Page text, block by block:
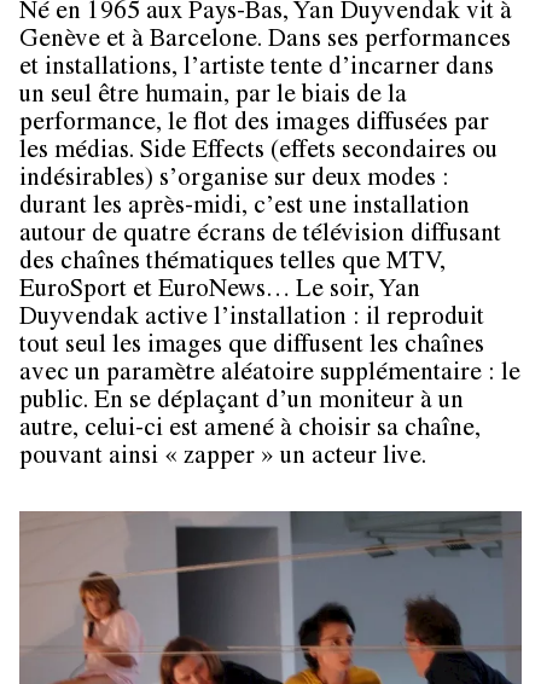
Né en 1965 aux Pays-Bas, Yan Duyvendak vit à
Genève et à Barcelone. Dans ses performances
et installations, l’artiste tente d’incarner dans
un seul être humain, par le biais de la
performance, le flot des images diffusées par
les médias. Side Effects (effets secondaires ou
indésirables) s’organise sur deux modes :
durant les après-midi, c’est une installation
autour de quatre écrans de télévision diffusant
des chaînes thématiques telles que MTV,
EuroSport et EuroNews… Le soir, Yan
Duyvendak active l’installation : il reproduit
tout seul les images que diffusent les chaînes
avec un paramètre aléatoire supplémentaire : le
public. En se déplaçant d’un moniteur à un
autre, celui-ci est amené à choisir sa chaîne,
pouvant ainsi « zapper » un acteur live.